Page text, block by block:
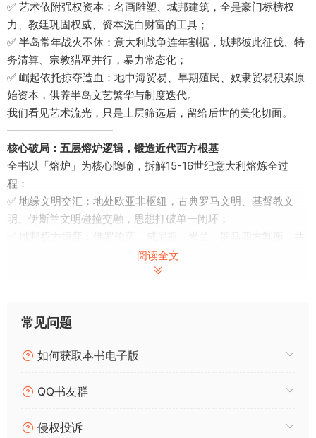
✅ 艺术依附强权资本：名画雕塑、城邦建筑，全是豪门标榜权
力、教廷巩固权威、资本洗白财富的工具；
✅ 半岛常年战火不休：意大利战争连年割据，城邦彼此征伐、特
务清算、宗教猎巫并行，暴力常态化；
✅ 崛起依托掠夺造血：地中海贸易、早期殖民、奴隶贸易积累原
始资本，供养半岛文艺繁华与制度迭代。
我们看见艺术流光，只是上层筛选后，留给后世的美化切面。
——————————
核心破局：五层熔炉逻辑，锻造近代西方根基
全书以「熔炉」为核心隐喻，拆解15-16世纪意大利熔炼全过
程：
✅ 地缘文明交汇：地处欧亚非枢纽，古典罗马文明、基督教文
明、伊斯兰文明碰撞交融，思想打破单一闭环；
✅ 城邦权力博弈：佛罗伦萨、威尼斯、米兰、罗马四方制衡，共
和制、君主制、教廷政权互相博弈，摸索近代政体范式；
✅ 资本赋能迭代：美第奇等商贸豪门掌控金融，跨国贸易资本，
求个体价值，又纵容阶层奴役与排他；
教改革、大航海时代，定型西方法律、审美、社会底层逻辑。
。
独到史观：熔炉式文艺复兴全新史观
阅读全文
常见问题
如何获取本书电子版
QQ书友群
侵权投诉